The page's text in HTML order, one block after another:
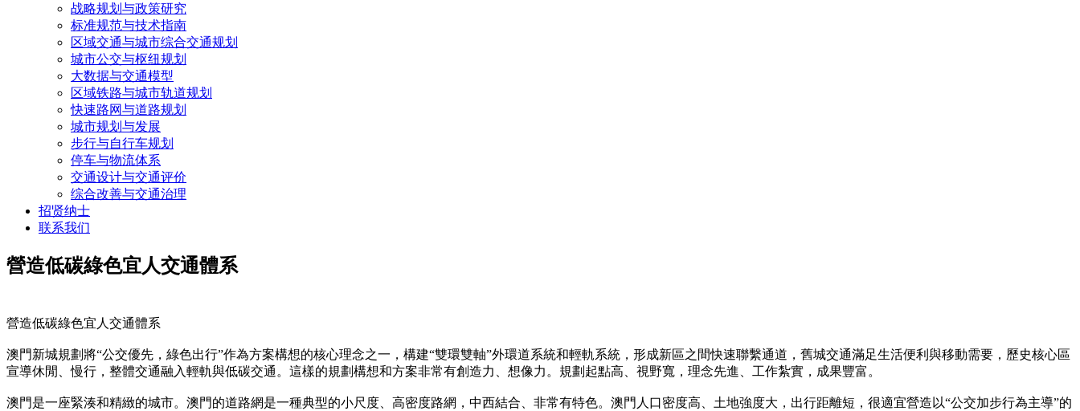
战略规划与政策研究
标准规范与技术指南
区域交通与城市综合交通规划
城市公交与枢纽规划
大数据与交通模型
区域铁路与城市轨道规划
快速路网与道路规划
城市规划与发展
步行与自行车规划
停车与物流体系
交通设计与交通评价
综合改善与交通治理
招贤纳士
联系我们
營造低碳綠色宜人交通體系
營造低碳綠色宜人交通體系
澳門新城規劃將“公交優先，綠色出行”作為方案構想的核心理念之一，構建“雙環雙軸”外環道系統和輕軌系統，形成新區之間快速聯繫通道，舊城交通滿足生活便利與移動需要，歷史核心區
宣導休閒、慢行，整體交通融入輕軌與低碳交通。這樣的規劃構想和方案非常有創造力、想像力。規劃起點高、視野寬，理念先進、工作紮實，成果豐富。
澳門是一座緊湊和精緻的城市。澳門的道路網是一種典型的小尺度、高密度路網，中西結合、非常有特色。澳門人口密度高、土地強度大，出行距離短，很適宜營造以“公交加步行為主導”的